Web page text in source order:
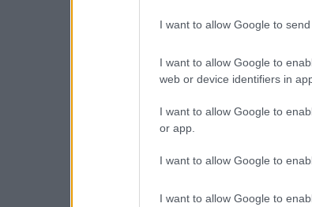
I want to allow Google to
I want to allow Google to
web or device identifiers in
I want to allow Google to
or app.
I want to allow Google to
I want to allow Google to